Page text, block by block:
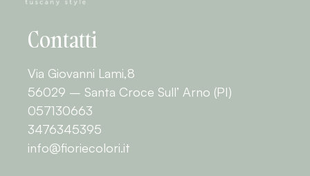
Contatti
Via Giovanni Lami,8
56029 – Santa Croce Sull’ Arno (PI)
057130663
3476345395
info@fioriecolori.it